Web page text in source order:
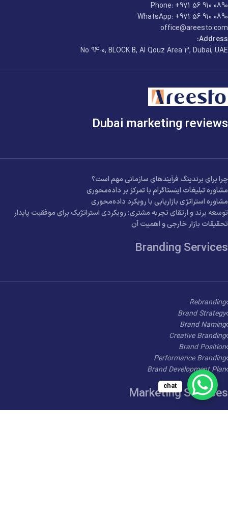
Phone: +971 56 910 0890
WhatsApp: +971 56 910 0890
office@areesto.com
Address:
No 94-0, BLOCK B, Al Qouz Area 3, Dubai, UAE
Dubai marketing reviews
چرا برای برندینگ فرآیندهای سازمانی مهم است؟
مشاوره تبلیغات اینستاگرام با تمرکز بر داده‌محوری
مشاوره استراتژی بازاریابی با رویکرد داده‌محوری
توسعه برند و ارتقای تجربه مشتری: رویکردی استراتژیک برای موفقیت پایدار
تحقیقات بازار خارجی و اهمیت آن
Branding Services
Rebranding
Brand Strategy
Brand Naming
Creative Branding
Brand Position
Performance Branding
Brand Development Plan
Marketing Services
chat